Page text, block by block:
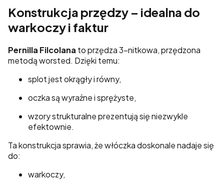
Konstrukcja przędzy – idealna do
warkoczy i faktur
Pernilla Filcolana to przędza 3-nitkowa, przędzona
metodą worsted. Dzięki temu:
splot jest okrągły i równy,
oczka są wyraźne i sprężyste,
wzory strukturalne prezentują się niezwykle
efektownie.
Ta konstrukcja sprawia, że włóczka doskonale nadaje się
do:
warkoczy,